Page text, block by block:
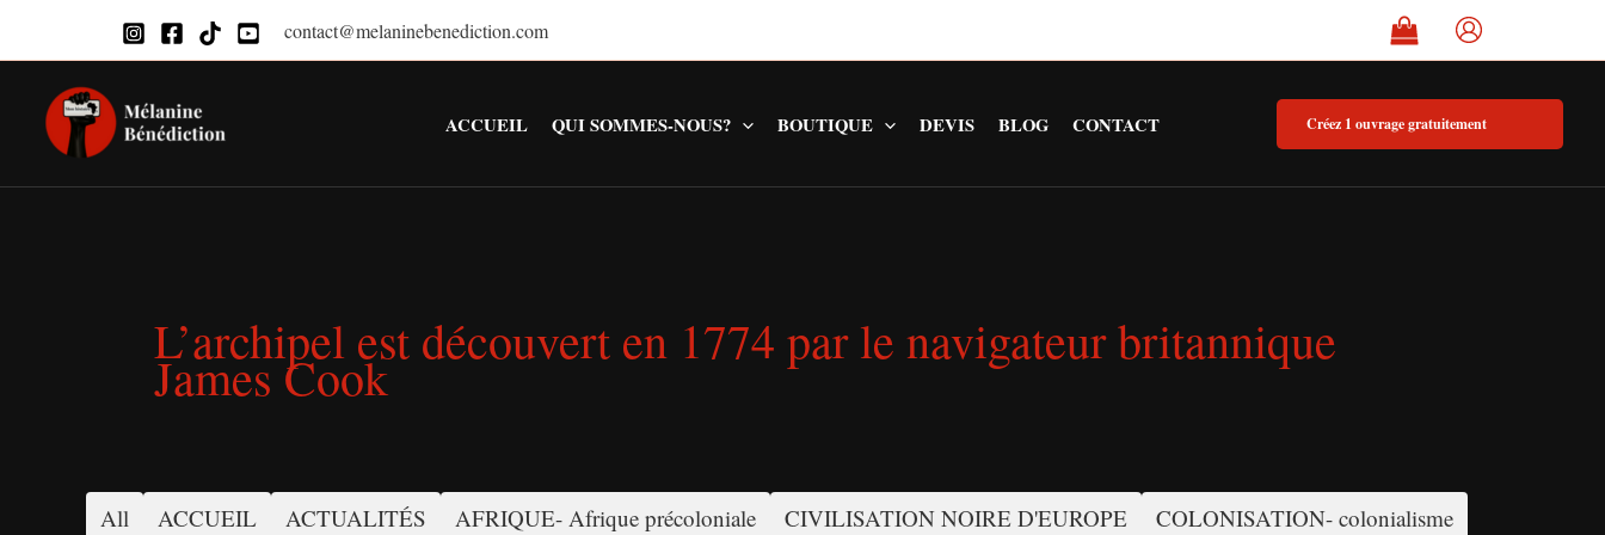
au
contenu
contact@melaninebenediction.com
ACCUEIL QUI SOMMES-NOUS? BOUTIQUE DEVIS BLOG CONTACT Créez 1 ouvrage gratuitement
L’archipel est découvert en 1774 par le navigateur britannique
James Cook
All ACCUEIL ACTUALITÉS AFRIQUE- Afrique précoloniale CIVILISATION NOIRE D'EUROPE
COLONISATION- colonialisme